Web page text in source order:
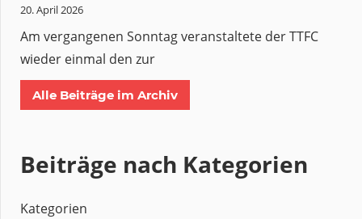
20. April 2026
Am vergangenen Sonntag veranstaltete der TTFC
wieder einmal den zur
Alle Beiträge im Archiv
Beiträge nach Kategorien
Kategorien